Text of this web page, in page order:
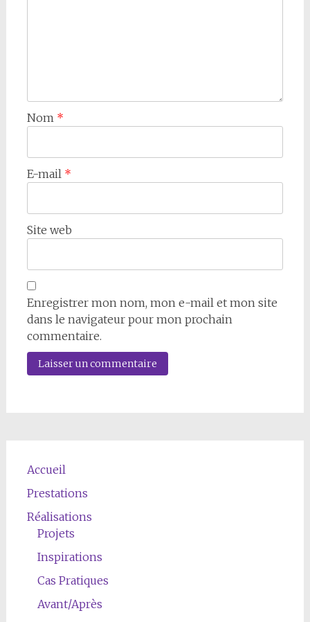
Nom *
E-mail *
Site web
Enregistrer mon nom, mon e-mail et mon site
dans le navigateur pour mon prochain
commentaire.
Accueil
Prestations
Réalisations
Projets
Inspirations
Cas Pratiques
Avant/Après